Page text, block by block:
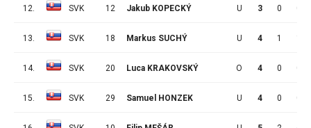
12. SVK 12 Jakub KOPECKÝ U 3 0 0
13. SVK 18 Markus SUCHÝ U 4 1
14. SVK 20 Luca KRAKOVSKÝ O 4 0 0
15. SVK 29 Samuel HONZEK U 4 0 0